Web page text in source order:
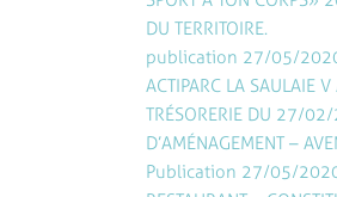
DU TERRITOIRE.
publication 27/05/
ACTIPARC LA SAULAIE
TRÉSORERIE DU 27/02/
D’AMÉNAGEMENT –
Publication 27/05/